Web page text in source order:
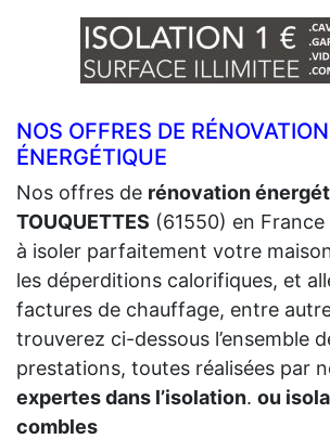
NOS OFFRES DE RÉNOVATION
ÉNERGÉTIQUE
Nos offres de rénovation
TOUQUETTES (61550) en
à isoler parfaitement votre
les déperditions calorifiques, et
factures de chauffage, entre
trouverez ci-dessous l’ensemble
prestations, toutes réalisées par
expertes dans l’isolation. ou
combles